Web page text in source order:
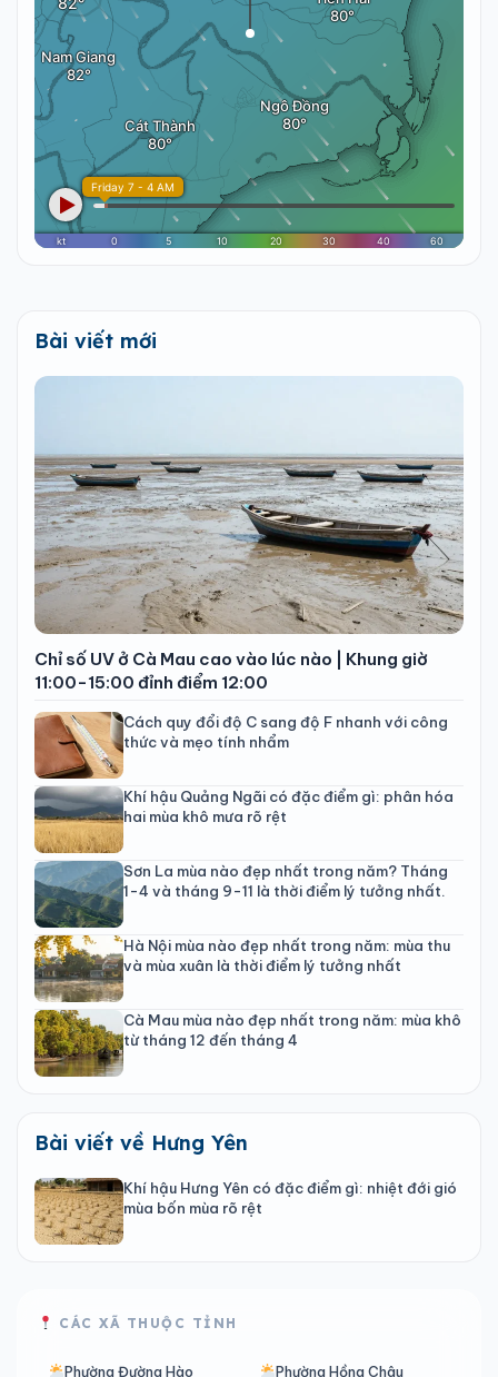
Bài viết mới
Chỉ số UV ở Cà Mau cao vào lúc nào | Khung giờ
11:00-15:00 đỉnh điểm 12:00
Cách quy đổi độ C sang độ F nhanh với công
thức và mẹo tính nhẩm
Khí hậu Quảng Ngãi có đặc điểm gì: phân hóa
hai mùa khô mưa rõ rệt
Sơn La mùa nào đẹp nhất trong năm? Tháng
1-4 và tháng 9-11 là thời điểm lý tưởng nhất.
Hà Nội mùa nào đẹp nhất trong năm: mùa thu
và mùa xuân là thời điểm lý tưởng nhất
Cà Mau mùa nào đẹp nhất trong năm: mùa khô
từ tháng 12 đến tháng 4
Bài viết về Hưng Yên
Khí hậu Hưng Yên có đặc điểm gì: nhiệt đới gió
mùa bốn mùa rõ rệt
CÁC XÃ THUỘC TỈNH
Phường Đường Hào Phường Hồng Châu